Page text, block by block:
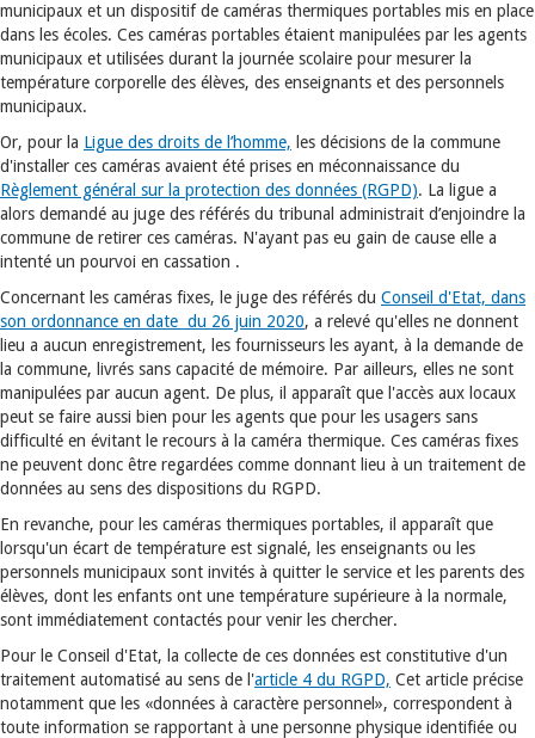
municipaux et un dispositif de caméras thermiques portables mis en place
dans les écoles. Ces caméras portables étaient manipulées par les agents
municipaux et utilisées durant la journée scolaire pour mesurer la
température corporelle des élèves, des enseignants et des personnels
municipaux.
Or, pour la Ligue des droits de l’homme, les décisions de la commune
d'installer ces caméras avaient été prises en méconnaissance du
Règlement général sur la protection des données (RGPD). La ligue a
alors demandé au juge des référés du tribunal administrait d’enjoindre la
commune de retirer ces caméras. N'ayant pas eu gain de cause elle a
intenté un pourvoi en cassation .
Concernant les caméras fixes, le juge des référés du Conseil d'Etat, dans
son ordonnance en date du 26 juin 2020, a relevé qu'elles ne donnent
lieu a aucun enregistrement, les fournisseurs les ayant, à la demande de
la commune, livrés sans capacité de mémoire. Par ailleurs, elles ne sont
manipulées par aucun agent. De plus, il apparaît que l'accès aux locaux
peut se faire aussi bien pour les agents que pour les usagers sans
difficulté en évitant le recours à la caméra thermique. Ces caméras fixes
ne peuvent donc être regardées comme donnant lieu à un traitement de
données au sens des dispositions du RGPD.
En revanche, pour les caméras thermiques portables, il apparaît que
lorsqu'un écart de température est signalé, les enseignants ou les
personnels municipaux sont invités à quitter le service et les parents des
élèves, dont les enfants ont une température supérieure à la normale,
sont immédiatement contactés pour venir les chercher.
Pour le Conseil d'Etat, la collecte de ces données est constitutive d'un
traitement automatisé au sens de l'article 4 du RGPD, Cet article précise
notamment que les «données à caractère personnel», correspondent à
toute information se rapportant à une personne physique identifiée ou